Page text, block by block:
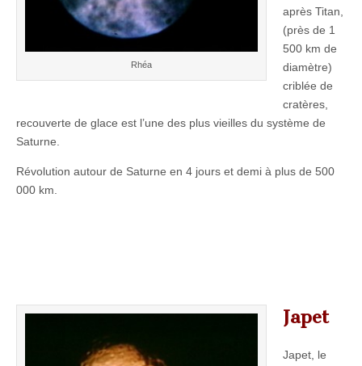
Rhéa
après Titan,
(près de 1
500 km de
diamètre)
criblée de
cratères,
recouverte de glace est l’une des plus vieilles du système de
Saturne.
Révolution autour de Saturne en 4 jours et demi à plus de 500
000 km.
Japet
Japet, le